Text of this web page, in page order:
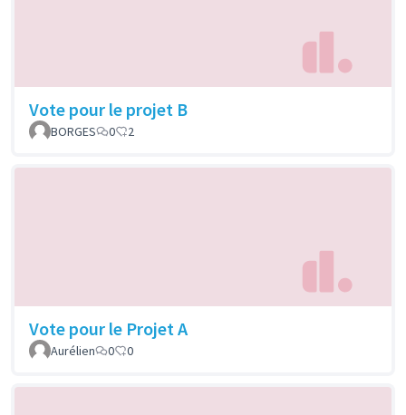
Vote pour le projet B
BORGES 0 2
Vote pour le Projet A
Aurélien 0 0